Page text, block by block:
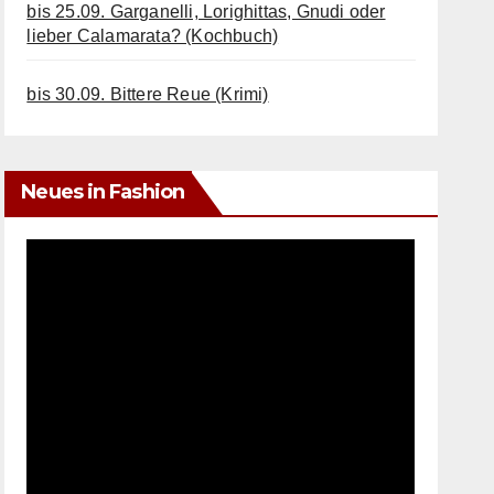
bis 25.09. Garganelli, Lorighittas, Gnudi oder
lieber Calamarata? (Kochbuch)
bis 30.09. Bittere Reue (Krimi)
Neues in Fashion